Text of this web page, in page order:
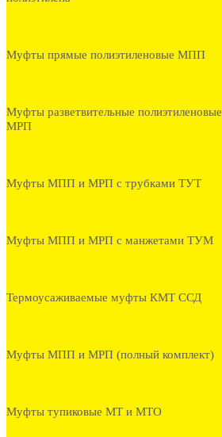
Муфты прямые полиэтиленовые МПП
Муфты разветвительные полиэтиленовые
МРП
Муфты МПП и МРП с трубками ТУТ
Муфты МПП и МРП с манжетами ТУМ
Термоусаживаемые муфты КМТ ССД
Муфты МПП и МРП (полный комплект)
Муфты тупиковые МТ и МТО